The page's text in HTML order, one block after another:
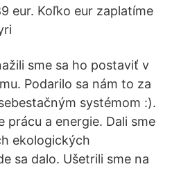
eur. Koľko eur zaplatíme
sme sa ho postaviť v
Podarilo sa nám to za
systémom :).
prácu a energie. Dali sme
ekologických
sa dalo. Ušetrili sme na